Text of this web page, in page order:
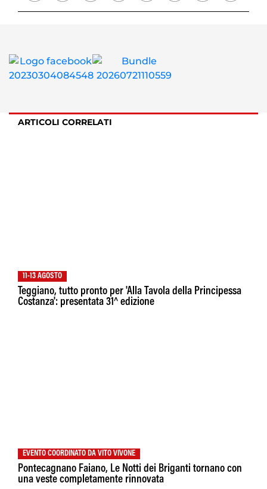
ARTICOLI CORRELATI
11-13 AGOSTO
Teggiano, tutto pronto per 'Alla Tavola della Principessa
Costanza': presentata 31^ edizione
EVENTO COORDINATO DA VITO VIVONE
Pontecagnano Faiano, Le Notti dei Briganti tornano con
una veste completamente rinnovata